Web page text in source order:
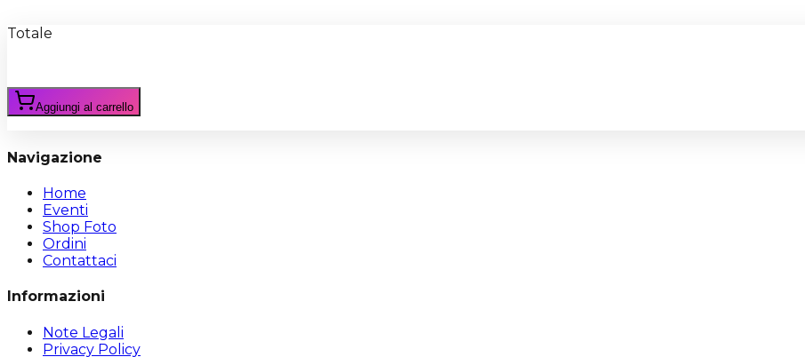
Totale
Aggiungi al carrello
Navigazione
Home
Eventi
Shop Foto
Ordini
Contattaci
Informazioni
Note Legali
Privacy Policy